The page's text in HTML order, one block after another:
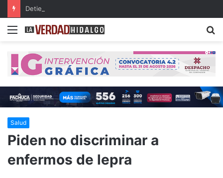
Menu
Salud
Piden no discriminar a
enfermos de lepra